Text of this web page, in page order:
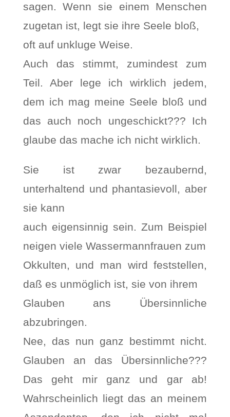
sagen. Wenn sie einem Menschen
zugetan ist, legt sie ihre Seele bloß,
oft auf unkluge Weise.
Auch das stimmt, zumindest zum
Teil. Aber lege ich wirklich jedem,
dem ich mag meine Seele bloß und
das auch noch ungeschickt??? Ich
glaube das mache ich nicht wirklich.
Sie ist zwar bezaubernd,
unterhaltend und phantasievoll, aber
sie kann
auch eigensinnig sein. Zum Beispiel
neigen viele Wassermannfrauen zum
Okkulten, und man wird feststellen,
daß es unmöglich ist, sie von ihrem
Glauben ans Übersinnliche
abzubringen.
Nee, das nun ganz bestimmt nicht.
Glauben an das Übersinnliche???
Das geht mir ganz und gar ab!
Wahrscheinlich liegt das an meinem